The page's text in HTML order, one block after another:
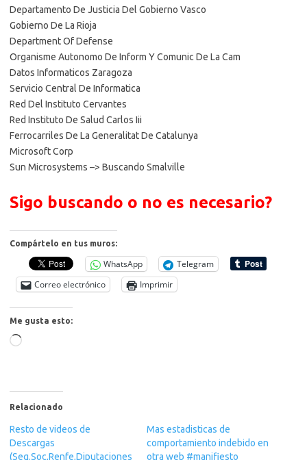
Departamento De Justicia Del Gobierno Vasco
Gobierno De La Rioja
Department Of Defense
Organisme Autonomo De Inform Y Comunic De La Cam
Datos Informaticos Zaragoza
Servicio Central De Informatica
Red Del Instituto Cervantes
Red Instituto De Salud Carlos Iii
Ferrocarriles De La Generalitat De Catalunya
Microsoft Corp
Sun Microsystems –> Buscando Smalville
Sigo buscando o no es necesario?
Compártelo en tus muros:
WhatsApp
Telegram
Correo electrónico
Imprimir
Me gusta esto:
Cargando...
Relacionado
Resto de videos de
Descargas
(Seg.Soc,Renfe,Diputaciones
Mas estadisticas de
comportamiento indebido en
otra web #manifiesto